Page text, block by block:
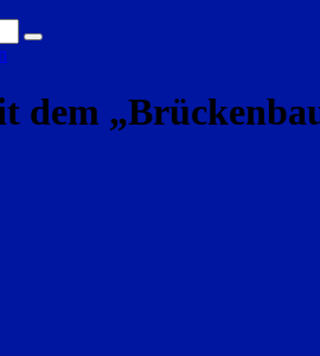
dem